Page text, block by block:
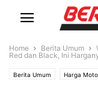
Home Berita Umum
Red dan Black, Ini
Berita Umum Harga